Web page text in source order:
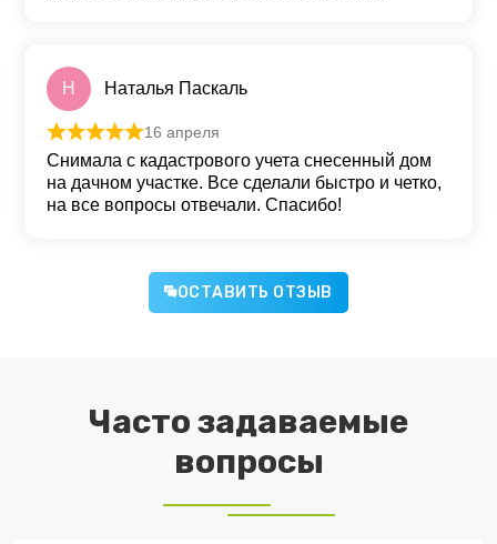
Н Наталья Паскаль
Оценка5 из 5
16 апреля
Снимала с кадастрового учета снесенный дом
на дачном участке. Все сделали быстро и четко,
на все вопросы отвечали. Спасибо!
ОСТАВИТЬ ОТЗЫВ
Часто задаваемые
вопросы